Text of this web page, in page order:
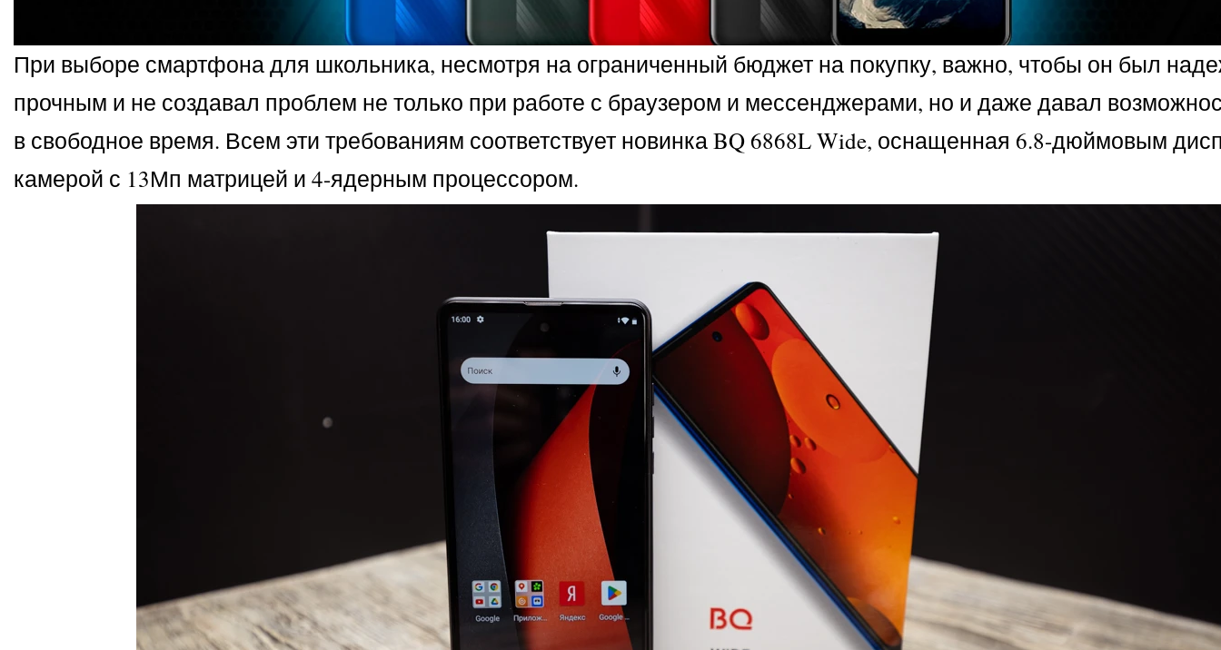
При выборе смартфона для школьника, несмотря на ограниченный бюджет на покупку, важно, чтобы он был
прочным и не создавал проблем не только при работе с браузером и мессенджерами, но и даже давал
в свободное время. Всем эти требованиям соответствует новинка BQ 6868L Wide, оснащенная 6.8-дюймовым
камерой с 13Мп матрицей и 4-ядерным процессором.